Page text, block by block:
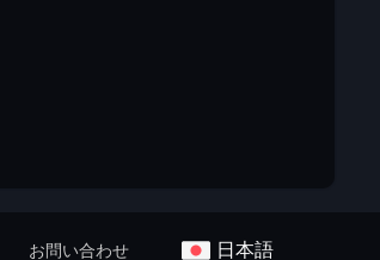
お問い合わせ 日本語